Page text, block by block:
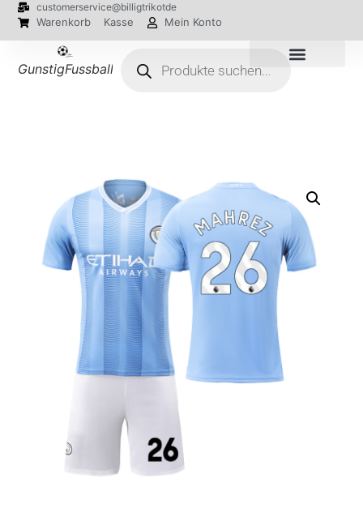
customerservice@billigtrikotde
Warenkorb Kasse Mein Konto
GunstigFussballTrikot